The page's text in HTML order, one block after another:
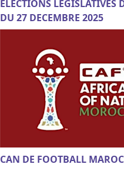
ELECTIONS LEGISLATIVES
DU 27 DECEMBRE 2025
CAN DE FOOTBALL